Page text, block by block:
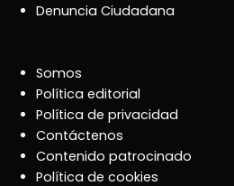
Denuncia Ciudadana
Somos
Política editorial
Política de privacidad
Contáctenos
Contenido patrocinado
Política de cookies